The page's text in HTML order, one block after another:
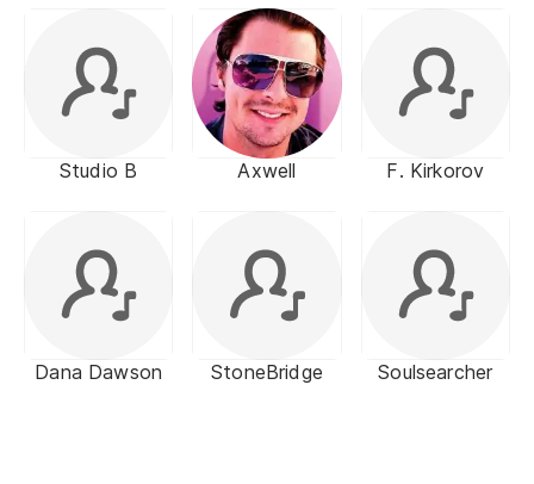
Studio B Axwell F. Kirkorov
Dana Dawson StoneBridge Soulsearcher